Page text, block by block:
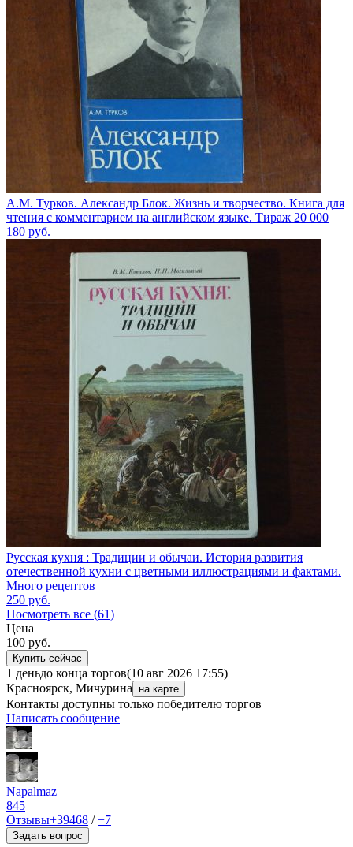
А.М. Турков. Александр Блок. Жизнь и творчество. Книга для
чтения с комментарием на английском языке. Тираж 20 000
180 руб.
Русская кухня : Традиции и обычаи. История развития
отечественной кухни с цветными иллюстрациями и фактами.
Много рецептов
250 руб.
Посмотреть все (61)
Цена
100 руб.
Купить сейчас
1 деньдо конца торгов(10 авг 2026 17:55)
Красноярск, Мичурина
на карте
Контакты доступны только победителю торгов
Написать сообщение
Napalmaz
845
Отзывы+39468 /−7
Задать вопрос